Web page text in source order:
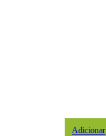
Adicionar